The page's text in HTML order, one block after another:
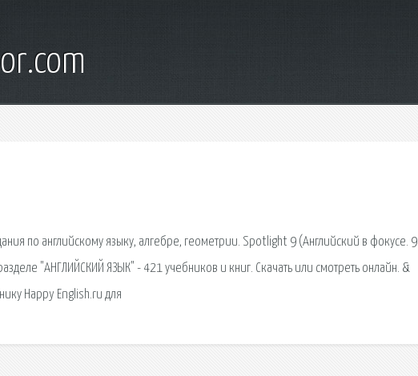
по английскому языку, алгебре, геометрии. Spotlight 9 (Английский в фокусе. 9
"АНГЛИЙСКИЙ ЯЗЫК" - 421 учебников и книг. Скачать или смотреть онлайн. &
Happy English.ru для